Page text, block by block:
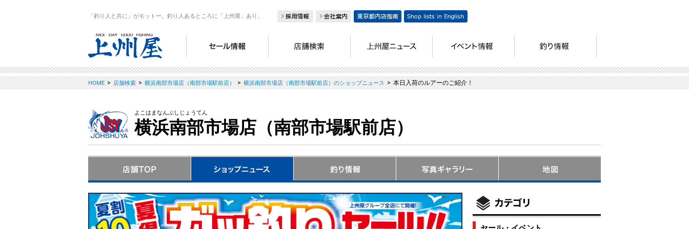
「釣り人と共に」がモットー。釣り人あるところに「上州屋」あり。
HOME > 店舗検索 > 横浜南部市場店（南部市場駅前店） > 横浜南部市場店（南部市場駅前店）のショップニュース > 本日入荷のルアーのご紹介！
よこはまなんぶしじょうてん
横浜南部市場店（南部市場駅前店）